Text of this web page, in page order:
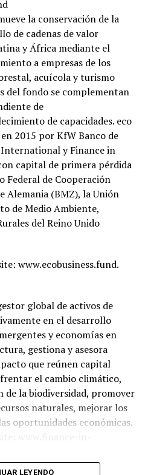
la conservación de la
de cadenas de valor
y África mediante el
a empresas de los
acuícola y turismo
del fondo se complementan
de
de capacidades. eco
2015 por KfW Banco de
y Finance in
capital de primera pérdida
de Cooperación
Alemania (BMZ), la Unión
de Medio Ambiente,
del Reino Unido
www.ecobusiness.fund.
global de activos de
en el desarrollo
y economías en
gestiona y asesora
que reúnen capital
el cambio climático,
la biodiversidad, promover
naturales, mejorar los
oportunidades económicas.
LEYENDO